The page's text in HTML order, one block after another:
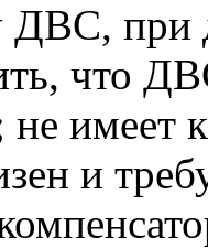
при
что
имеет
и